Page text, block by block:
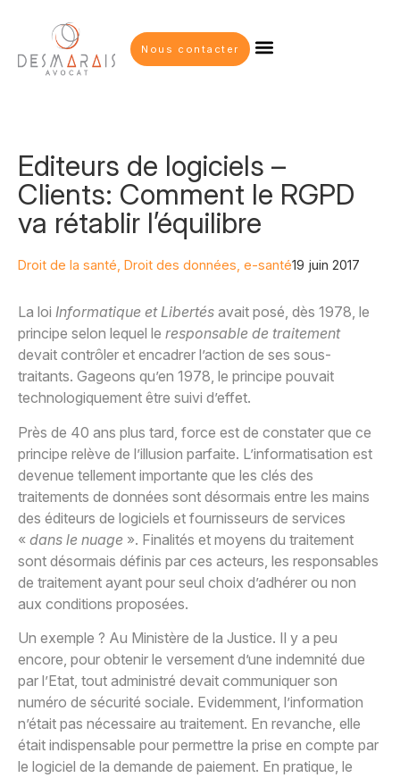
Nous contacter
Editeurs de logiciels –
Clients: Comment le RGPD
va rétablir l’équilibre
Droit de la santé Droit des données e-santé19 juin 2017
La loi Informatique et Libertés avait posé, dès 1978, le
principe selon lequel le responsable de traitement
devait contrôler et encadrer l’action de ses sous-
traitants. Gageons qu’en 1978, le principe pouvait
technologiquement être suivi d’effet.
Près de 40 ans plus tard, force est de constater que ce
principe relève de l’illusion parfaite. L’informatisation est
devenue tellement importante que les clés des
traitements de données sont désormais entre les mains
des éditeurs de logiciels et fournisseurs de services
« dans le nuage ». Finalités et moyens du traitement
sont désormais définis par ces acteurs, les responsables
de traitement ayant pour seul choix d’adhérer ou non
aux conditions proposées.
Un exemple ? Au Ministère de la Justice. Il y a peu
encore, pour obtenir le versement d’une indemnité due
par l’Etat, tout administré devait communiquer son
numéro de sécurité sociale. Evidemment, l’information
n’était pas nécessaire au traitement. En revanche, elle
était indispensable pour permettre la prise en compte par
le logiciel de la demande de paiement. En pratique, le